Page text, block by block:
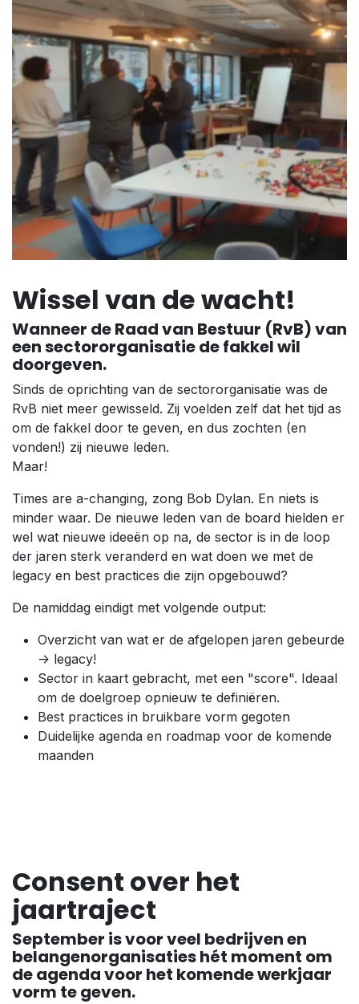
Wissel van de wacht!
Wanneer de Raad van Bestuur (RvB) van
een sectororganisatie de fakkel wil
doorgeven.
Sinds de oprichting van de sectororganisatie was de
RvB niet meer gewisseld. Zij voelden zelf dat het tijd as
om de fakkel door te geven, en dus zochten (en
vonden!) zij nieuwe leden.
Maar!
Times are a-changing, zong Bob Dylan. En niets is
minder waar. De nieuwe leden van de board hielden er
wel wat nieuwe ideeën op na, de sector is in de loop
der jaren sterk veranderd en wat doen we met de
legacy en best practices die zijn opgebouwd?
De namiddag eindigt met volgende output:
Overzicht van wat er de afgelopen jaren gebeurde
-> legacy!
Sector in kaart gebracht, met een "score". Ideaal
om de doelgroep opnieuw te definiëren.
Best practices in bruikbare vorm gegoten
Duidelijke agenda en roadmap voor de komende
maanden
Consent over het
jaartraject
September is voor veel bedrijven en
belangenorganisaties hét moment om
de agenda voor het komende werkjaar
vorm te geven.